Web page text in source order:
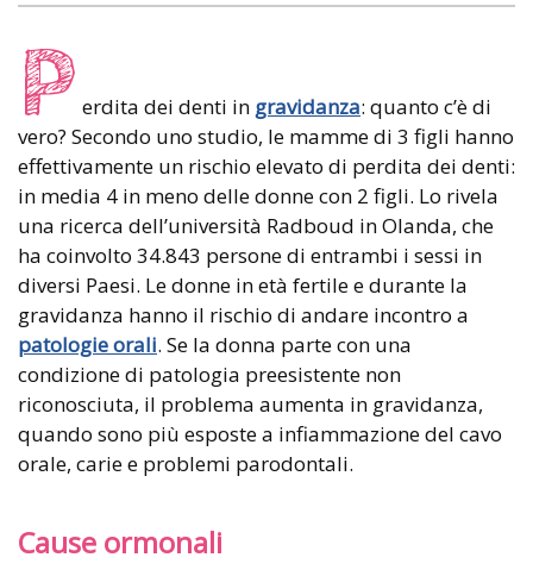
P erdita dei denti in gravidanza: quanto c’è di
vero? Secondo uno studio, le mamme di 3 figli hanno
effettivamente un rischio elevato di perdita dei denti:
in media 4 in meno delle donne con 2 figli. Lo rivela
una ricerca dell’università Radboud in Olanda, che
ha coinvolto 34.843 persone di entrambi i sessi in
diversi Paesi. Le donne in età fertile e durante la
gravidanza hanno il rischio di andare incontro a
patologie orali. Se la donna parte con una
condizione di patologia preesistente non
riconosciuta, il problema aumenta in gravidanza,
quando sono più esposte a infiammazione del cavo
orale, carie e problemi parodontali.
Cause ormonali